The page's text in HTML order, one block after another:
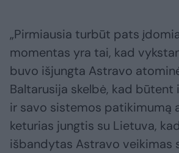
„Pirmiausia turbūt pats
momentas yra tai, kad
buvo išjungta Astravo
Baltarusija skelbė, kad būtent
ir savo sistemos patikimumą
keturias jungtis su Lietuva,
išbandytas Astravo veikimas